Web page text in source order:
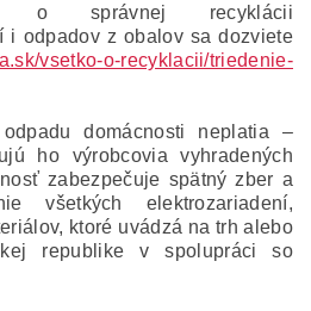
o správnej recyklácii
i odpadov z obalov sa dozviete
vsetko-o-recyklacii/triedenie-
domácnosti neplatia –
ho výrobcovia vyhradených
zabezpečuje spätný zber a
všetkých elektrozariadení,
ktoré uvádzá na trh alebo
republike v spolupráci so